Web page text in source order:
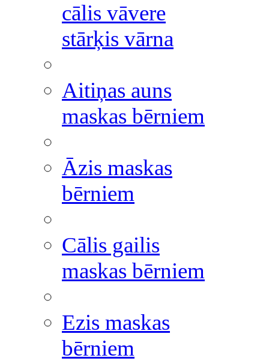
cālis vāvere
stārķis vārna
Aitiņas auns
maskas bērniem
Āzis maskas
bērniem
Cālis gailis
maskas bērniem
Ezis maskas
bērniem